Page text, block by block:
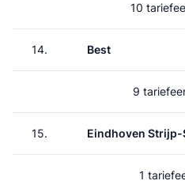
10
14. Best
9
15. Eindhoven Strijp-
1